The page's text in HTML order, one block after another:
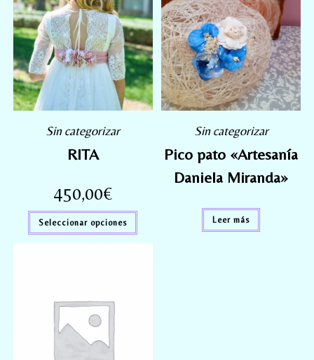
Sin categorizar
RITA
450,00€
Seleccionar opciones
Sin categorizar
Pico pato «Artesanía
Daniela Miranda»
Leer más